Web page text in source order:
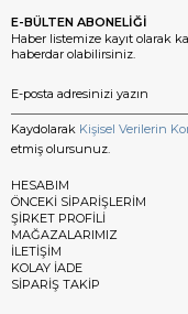
E-BÜLTEN ABONELİĞİ
Haber listemize kayıt olarak
haberdar olabilirsiniz.
Kaydolarak Kişisel Verilerin
etmiş olursunuz.
HESABIM
ÖNCEKİ SİPARİŞLERİM
ŞİRKET PROFİLİ
MAĞAZALARIMIZ
İLETİŞİM
KOLAY İADE
SİPARİŞ TAKİP